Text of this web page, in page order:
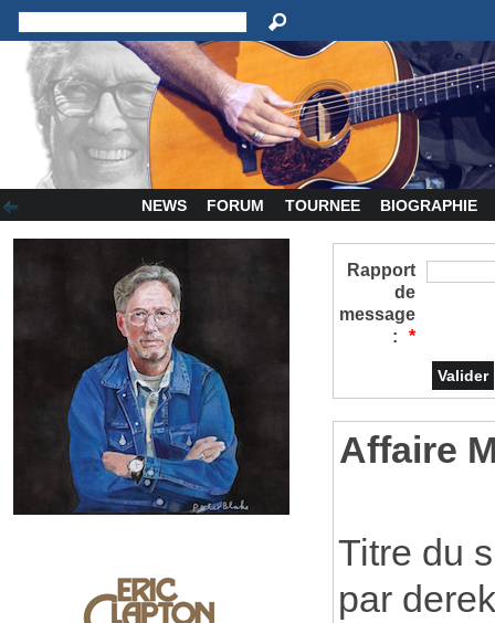
NEWS FORUM TOURNEE BIOGRAPHIE
Rapport
de
message
:
*
Affaire
Titre du
par